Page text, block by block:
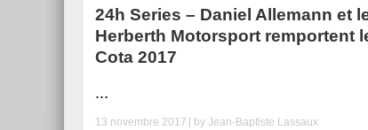
24h Series – Daniel Allemann et
Herberth Motorsport remportent
Cota 2017
...
13 novembre 2017 | by Jean-Baptiste Lassaux